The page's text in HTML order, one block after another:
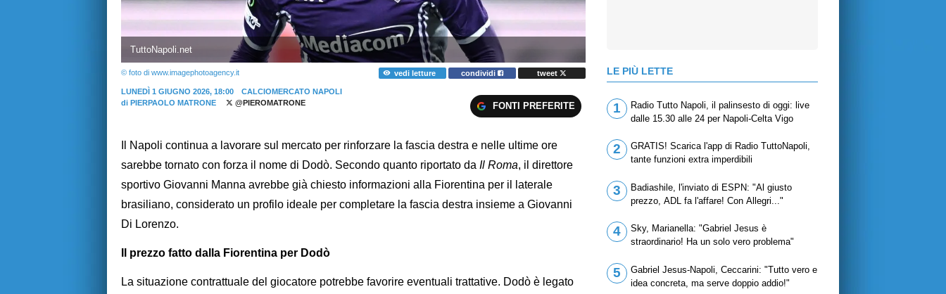
TuttoNapoli.net
© foto di www.imagephotoagency.it vedi letture condividi tweet
LUNEDÌ 1 GIUGNO 2026, 18:00
CALCIOMERCATO NAPOLI
di PIERPAOLO MATRONE @PIEROMATRONE FONTI PREFERITE
Il Napoli continua a lavorare sul mercato per rinforzare la fascia destra e nelle ultime ore
sarebbe tornato con forza il nome di Dodò. Secondo quanto riportato da Il Roma, il direttore
sportivo Giovanni Manna avrebbe già chiesto informazioni alla Fiorentina per il laterale
brasiliano, considerato un profilo ideale per completare la fascia destra insieme a Giovanni
Di Lorenzo.
Il prezzo fatto dalla Fiorentina per Dodò
La situazione contrattuale del giocatore potrebbe favorire eventuali trattative. Dodò è legato
LE PIÙ LETTE
1
Radio Tutto Napoli, il palinsesto di oggi: live
dalle 15.30 alle 24 per Napoli-Celta Vigo
2
GRATIS! Scarica l'app di Radio TuttoNapoli,
tante funzioni extra imperdibili
3
Badiashile, l'inviato di ESPN: "Al giusto
prezzo, ADL fa l'affare! Con Allegri..."
4
Sky, Marianella: "Gabriel Jesus è
straordinario! Ha un solo vero problema"
5
Gabriel Jesus-Napoli, Ceccarini: "Tutto vero e
idea concreta, ma serve doppio addio!"